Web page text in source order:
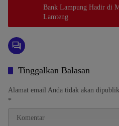
Bank Lampung Hadir di
Lamteng
Tinggalkan Balasan
Alamat email Anda tidak akan
*